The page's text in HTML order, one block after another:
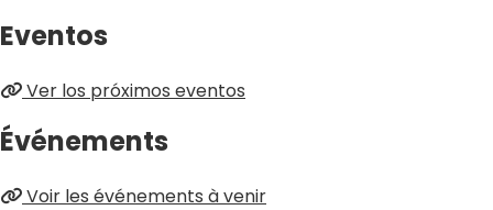
Eventos
Ver los próximos eventos
Événements
Voir les événements à venir